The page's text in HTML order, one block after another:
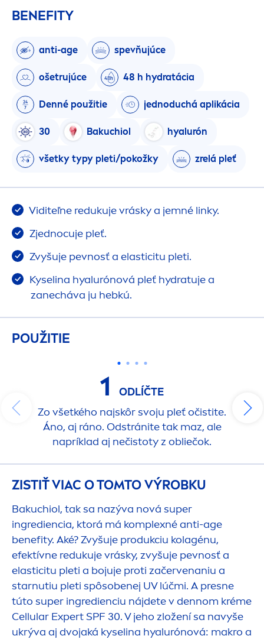
BENEFITY
anti-age spevňujúce
ošetrujúce 48 h hydratácia
Denné použitie jednoduchá aplikácia
30 Bakuchiol hyalurón
všetky typy pleti/pokožky zrelá pleť
Viditeľne redukuje vrásky a jemné linky.
Zjednocuje pleť.
Zvyšuje pevnosť a elasticitu pleti.
Kyselina hyalurónová pleť hydratuje a
zanecháva ju hebkú.
POUŽITIE
1
ODLÍČTE
Zo všetkého najskôr svoju pleť očistite.
Áno, aj ráno. Odstránite tak maz, ale
napríklad aj nečistoty z obliečok.
ZISTIŤ VIAC O TOMTO VÝROBKU
Bakuchiol, tak sa nazýva nová super
ingrediencia, ktorá má komplexné anti-age
benefity. Aké? Zvyšuje produkciu kolagénu,
efektívne redukuje vrásky, zvyšuje pevnosť a
elasticitu pleti a bojuje proti začervenaniu a
starnutiu pleti spôsobenej UV lúčmi. A presne
túto super ingredienciu nájdete v dennom kréme
Cellular Expert SPF 30. V jeho zložení sa navyše
ukrýva aj dvojaká kyselina hyalurónová: makro a